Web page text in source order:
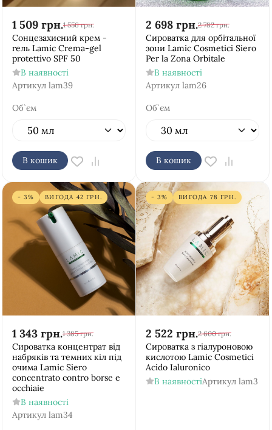
1 509 грн.1 556 грн.
Сонцезахисний крем -
гель Lamic Crema-gel
protettivo SPF 50
В наявності
Артикул lam39
Об`єм
В кошик
2 698 грн.2 782 грн.
Сироватка для орбітальної
зони Lamic Cosmetici Siero
Per la Zona Orbitale
В наявності
Артикул lam26
Об`єм
В кошик
- 3% ВИГОДА 42 ГРН.
1 343 грн.1 385 грн.
Сироватка концентрат від
набряків та темних кіл під
очима Lamic Siero
concentrato contro borse e
occhiaie
В наявності
Артикул lam34
- 3% ВИГОДА 78 ГРН.
2 522 грн.2 600 грн.
Сироватка з гіалуроновою
кислотою Lamic Cosmetici
Acido Ialuronico
В наявностіАртикул lam3